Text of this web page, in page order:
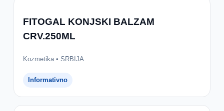
FITOGAL KONJSKI BALZAM
CRV.250ML
Kozmetika • SRBIJA
Informativno